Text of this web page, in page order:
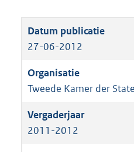
27-06-2012
Tweede Kamer der
2011-2012